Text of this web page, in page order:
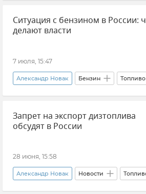
Вениамин Кондратьев
Ситуация с бензином в России:
делают власти
7 июля, 15:47
Александр Новак Бензин Топливо
Топливно-энергетический комплекс
Дефицит топлива в Крыму Новости
Запрет на экспорт дизтоплива
обсудят в России
28 июня, 15:58
Александр Новак Новости
Дизельное топливо Импорт